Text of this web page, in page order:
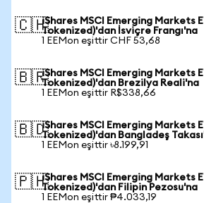
🇨🇭iShares MSCI Emerging Markets
Tokenized)'dan İsviçre Frangı'na
1 EEMon eşittir CHF 53,68
🇧🇷iShares MSCI Emerging Markets
Tokenized)'dan Brezilya Reali'na
1 EEMon eşittir R$338,66
🇧🇩iShares MSCI Emerging Markets
Tokenized)'dan Bangladeş
1 EEMon eşittir ৳8.199,91
🇵🇭iShares MSCI Emerging Markets
Tokenized)'dan Filipin Pezosu'na
1 EEMon eşittir ₱4.033,19